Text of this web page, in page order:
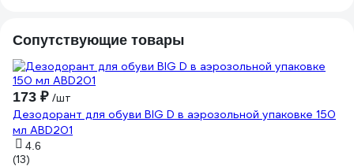
Сопутствующие товары
173 ₽ /шт
Дезодорант для обуви BIG D в аэрозольной упаковке 150
мл ABD201
4.6
(13)